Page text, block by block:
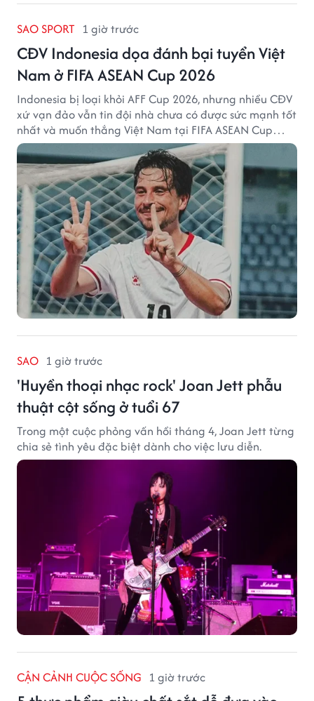
SAO SPORT 1 giờ trước
CĐV Indonesia dọa đánh bại tuyển Việt
Nam ở FIFA ASEAN Cup 2026
Indonesia bị loại khỏi AFF Cup 2026, nhưng nhiều CĐV
xứ vạn đảo vẫn tin đội nhà chưa có được sức mạnh tốt
nhất và muốn thắng Việt Nam tại FIFA ASEAN Cup
2026.
SAO 1 giờ trước
'Huyền thoại nhạc rock' Joan Jett phẫu
thuật cột sống ở tuổi 67
Trong một cuộc phỏng vấn hồi tháng 4, Joan Jett từng
chia sẻ tình yêu đặc biệt dành cho việc lưu diễn.
CẬN CẢNH CUỘC SỐNG 1 giờ trước